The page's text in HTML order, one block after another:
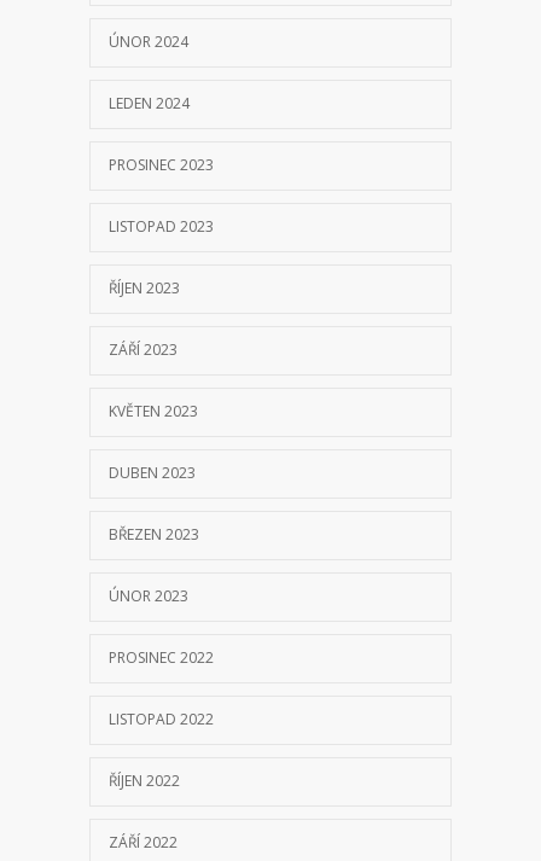
ÚNOR 2024
LEDEN 2024
PROSINEC 2023
LISTOPAD 2023
ŘÍJEN 2023
ZÁŘÍ 2023
KVĚTEN 2023
DUBEN 2023
BŘEZEN 2023
ÚNOR 2023
PROSINEC 2022
LISTOPAD 2022
ŘÍJEN 2022
ZÁŘÍ 2022